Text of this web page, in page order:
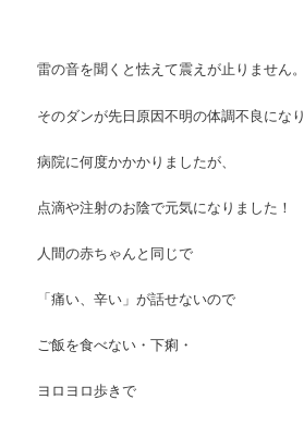
雷の音を聞くと怯えて震えが止りません。
そのダンが先日原因不明の体調不良になり
病院に何度かかかりましたが、
点滴や注射のお陰で元気になりました！
人間の赤ちゃんと同じで
「痛い、辛い」が話せないので
ご飯を食べない・下痢・
ヨロヨロ歩きで